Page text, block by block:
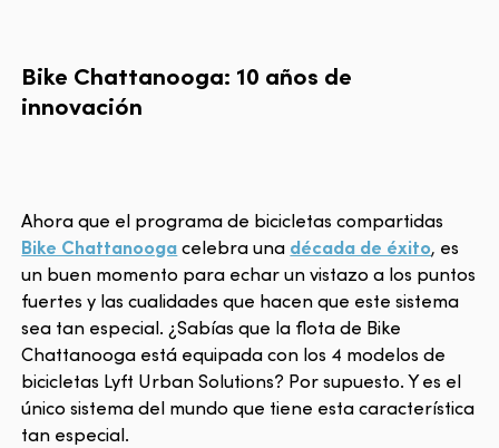
Bike Chattanooga: 10 años de
innovación
Ahora que el programa de bicicletas compartidas
Bike Chattanoogacelebra una década de éxito, es
un buen momento para echar un vistazo a los puntos
fuertes y las cualidades que hacen que este sistema
sea tan especial. ¿Sabías que la flota de Bike
Chattanooga está equipada con los 4 modelos de
bicicletas Lyft Urban Solutions? Por supuesto. Y es el
único sistema del mundo que tiene esta característica
tan especial.